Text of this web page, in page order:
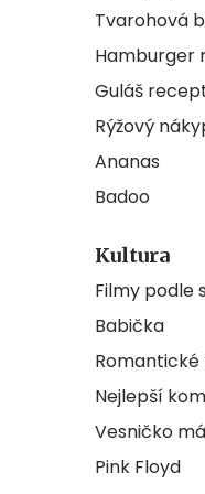
Tvarohová
Hamburger
Guláš
Rýžový
Ananas
Badoo
Kultura
Filmy podle
Babička
Romantické
Nejlepší
Vesničko
Pink Floyd